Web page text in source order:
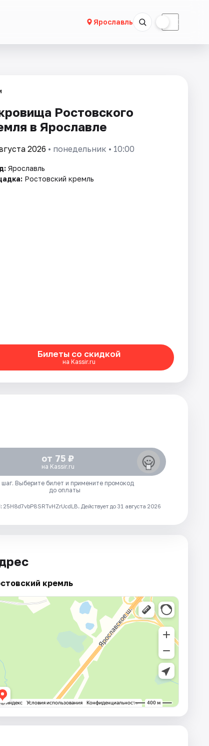
Ярославль ☾
Ростовского
в Ярославле
2026 • понедельник • 10:00
Ярославль
Ростовский кремль
Билеты со скидкой
на Kassir.ru
от 75 ₽
на Kassir.ru
шаг. Выберите билет и примените промокод
до оплаты
Действует до 31 августа 2026
кремль